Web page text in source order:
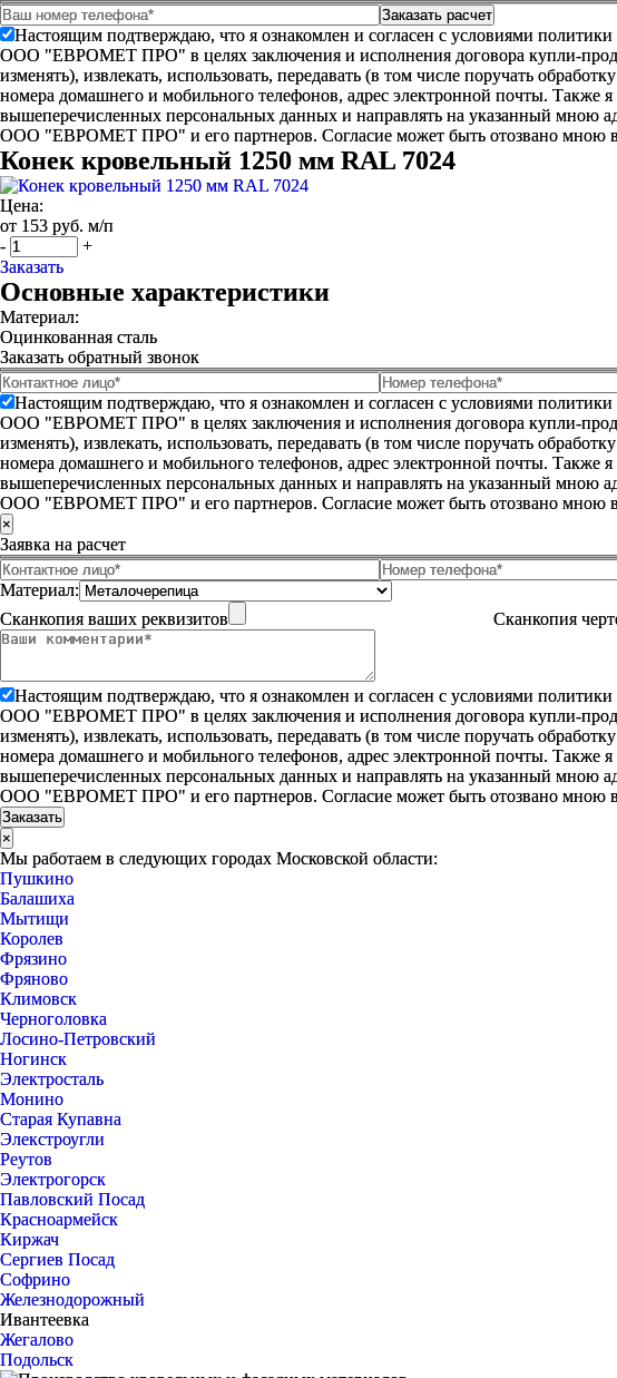
Настоящим подтверждаю, что я ознакомлен и согласен с условиями
ООО "ЕВРОМЕТ ПРО" в целях заключения и исполнения договора купли-
изменять), извлекать, использовать, передавать (в том числе поручать
номера домашнего и мобильного телефонов, адрес электронной почты.
вышеперечисленных персональных данных и направлять на указанный мною
ООО "ЕВРОМЕТ ПРО" и его партнеров. Согласие может быть отозвано
Конек кровельный 1250 мм RAL 7024
Цена:
от 153 руб. м/п
-
+
Заказать
Основные характеристики
Материал:
Оцинкованная сталь
Заказать обратный звонок
Настоящим подтверждаю, что я ознакомлен и согласен с условиями
ООО "ЕВРОМЕТ ПРО" в целях заключения и исполнения договора купли-
изменять), извлекать, использовать, передавать (в том числе поручать
номера домашнего и мобильного телефонов, адрес электронной почты.
вышеперечисленных персональных данных и направлять на указанный мною
ООО "ЕВРОМЕТ ПРО" и его партнеров. Согласие может быть отозвано
×
Заявка на расчет
Материал:
Сканкопия ваших реквизитов
Сканкопия
Настоящим подтверждаю, что я ознакомлен и согласен с условиями
ООО "ЕВРОМЕТ ПРО" в целях заключения и исполнения договора купли-
изменять), извлекать, использовать, передавать (в том числе поручать
номера домашнего и мобильного телефонов, адрес электронной почты.
вышеперечисленных персональных данных и направлять на указанный мною
ООО "ЕВРОМЕТ ПРО" и его партнеров. Согласие может быть отозвано
×
Мы работаем в следующих городах Московской области:
Пушкино
Балашиха
Мытищи
Королев
Фрязино
Фряново
Климовск
Черноголовка
Лосино-Петровский
Ногинск
Электросталь
Монино
Старая Купавна
Элекстроугли
Реутов
Электрогорск
Павловский Посад
Красноармейск
Киржач
Сергиев Посад
Софрино
Железнодорожный
Ивантеевка
Жегалово
Подольск